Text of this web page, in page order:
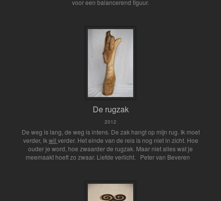
voor een balancerend figuur.
De rugzak
2012
De weg is lang, de weg is intens. De zak hangt op mijn rug. Ik moet
verder, ik wil verder. Het einde van de reis is nog niet in zicht. Hoe
ouder je word, hoe zwaarder de rugzak. Maar niet alles wat je
meemaakt hoeft zo zwaar. Liefde verlicht. Peter van Beveren